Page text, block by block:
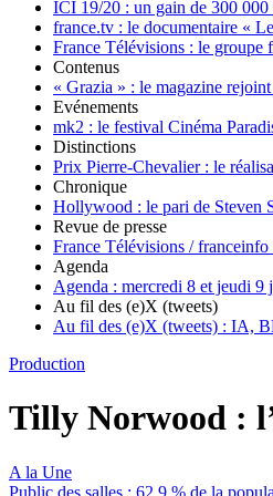
ICI 19/20 : un gain de 300 000
france.tv : le documentaire «
France Télévisions : le groupe
Contenus
« Grazia » : le magazine
Evénements
mk2 : le festival Cinéma
Distinctions
Prix Pierre-Chevalier : le
Chronique
Hollywood : le pari de Steven
Revue de presse
France Télévisions / franceinfo
Agenda
Agenda : mercredi 8 et jeudi 9
Au fil des (e)X (tweets)
Au fil des (e)X (tweets) : IA,
Production
Tilly Norwood :
A la Une
Public des salles : 62,9 % de la